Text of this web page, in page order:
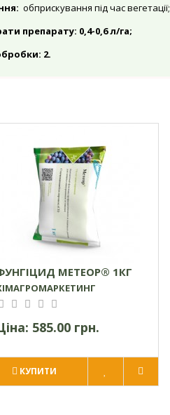
обприскування під час вегетації;
препарату: 0,4-0,6 л/га;
2.
МЕТЕОР® 1КГ
585.00 грн.
КУПИТИ